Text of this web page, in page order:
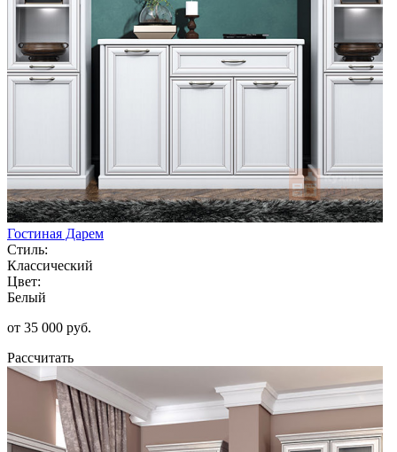
Гостиная Дарем
Стиль:
Классический
Цвет:
Белый
от 35 000 руб.
Рассчитать